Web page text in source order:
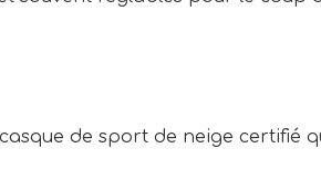
de sport de neige certifié